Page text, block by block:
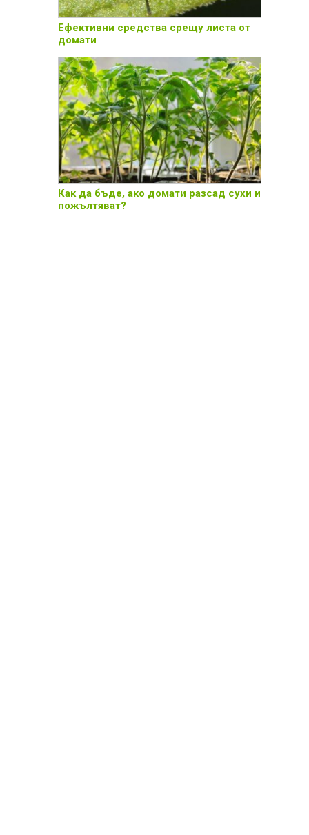
Ефективни средства срещу листа от
домати
Как да бъде, ако домати разсад сухи и
пожълтяват?